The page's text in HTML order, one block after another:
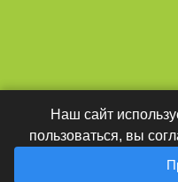
Наш сайт
пользоваться, вы